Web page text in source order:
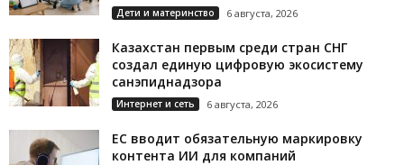
Дети и материнство 6 августа, 2026
Казахстан первым среди стран СНГ
создал единую цифровую экосистему
санэпиднадзора
Интернет и сеть 6 августа, 2026
ЕС вводит обязательную маркировку
контента ИИ для компаний